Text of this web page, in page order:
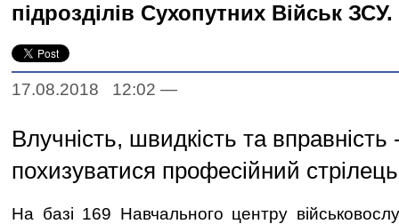
підрозділів Сухопутних Військ
17.08.2018 12:02 —
Влучність, швидкість та
похизуватися професійний
На базі 169 Навчального центру